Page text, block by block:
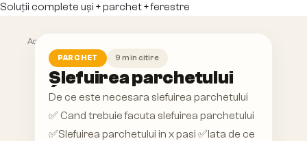
Soluții complete uși + parchet + ferestre
Acasă
PARCHET 9 min citire
Șlefuirea parchetului
De ce este necesara slefuirea parchetului
✅ Cand trebuie facuta slefuirea parchetului
✅Slefuirea parchetului in x pasi ✅Iata de ce